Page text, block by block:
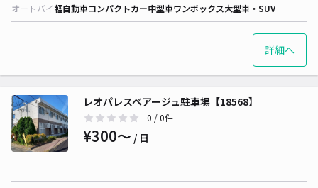
オートバイ軽自動車コンパクトカー中型車ワンボックス大型車・SUV
詳細へ
レオパレスベアージュ駐車場【18568】
0 / 0件
¥300〜 / 日